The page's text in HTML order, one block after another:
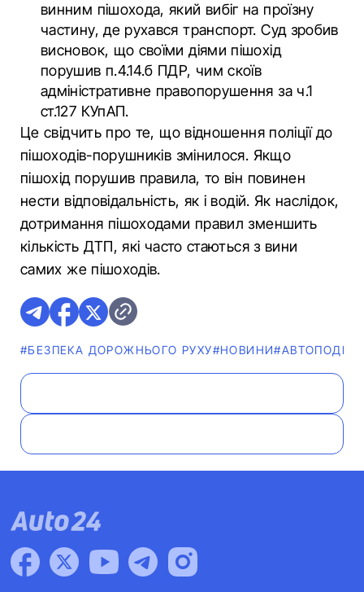
винним пішохода, який вибіг на проїзну
частину, де рухався транспорт. Суд зробив
висновок, що своїми діями пішохід
порушив п.4.14.б ПДР, чим скоїв
адміністративне правопорушення за ч.1
ст.127 КУпАП.
Це свідчить про те, що відношення поліції до
пішоходів-порушників змінилося. Якщо
пішохід порушив правила, то він повинен
нести відповідальність, як і водій. Як наслідок,
дотримання пішоходами правил зменшить
кількість ДТП, які часто стаються з вини
самих же пішоходів.
#БЕЗПЕКА ДОРОЖНЬОГО РУХУ#НОВИНИ#АВТОПОДІЯ